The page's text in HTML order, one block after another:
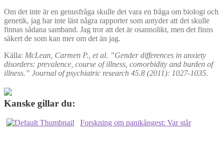
Om det inte är en genusfråga skulle det vara en fråga om biologi och
genetik, jag har inte läst några rapporter som antyder att det skulle
finnas sådana samband. Jag tror att det är osannolikt, men det finns
säkert de som kan mer om det än jag.
Källa: McLean, Carmen P., et al. ”Gender differences in anxiety
disorders: prevalence, course of illness, comorbidity and burden of
illness.” Journal of psychiatric research 45.8 (2011): 1027-1035.
Kanske gillar du:
Forskning om panikångest: Var står